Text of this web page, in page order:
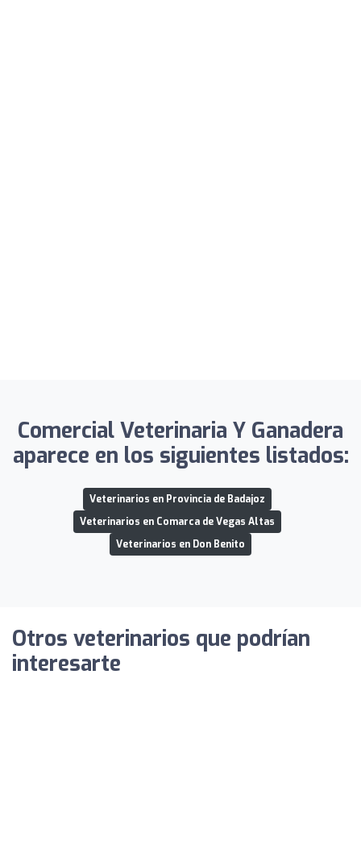
Comercial Veterinaria Y Ganadera
aparece en los siguientes listados:
Veterinarios en Provincia de Badajoz
Veterinarios en Comarca de Vegas Altas
Veterinarios en Don Benito
Otros veterinarios que podrían
interesarte